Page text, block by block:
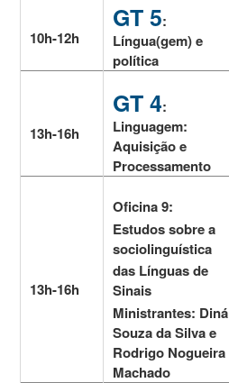
10h-12h
GT 5:
Língua(gem) e
política
13h-16h
GT 4:
Linguagem:
Aquisição e
Processamento
13h-16h
Oficina 9:
Estudos sobre a
sociolinguística
das Línguas de
Sinais
Ministrantes: Diná
Souza da Silva e
Rodrigo Nogueira
Machado